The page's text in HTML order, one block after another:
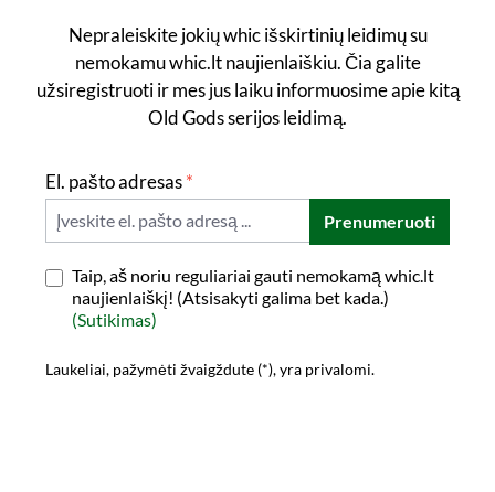
Nepraleiskite jokių whic išskirtinių leidimų su
nemokamu whic.lt naujienlaiškiu. Čia galite
užsiregistruoti ir mes jus laiku informuosime apie kitą
Old Gods serijos leidimą.
El. pašto adresas*
Taip, aš noriu reguliariai gauti nemokamą whic.lt
naujienlaiškį! (Atsisakyti galima bet kada.)
(Sutikimas)
Laukeliai, pažymėti žvaigždute (*), yra privalomi.
Prenumeruoti